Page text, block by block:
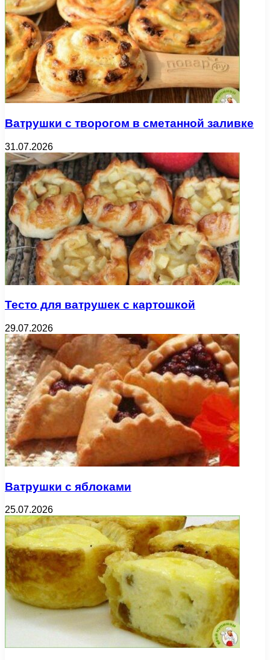
Ватрушки с творогом в сметанной заливке
31.07.2026
Тесто для ватрушек с картошкой
29.07.2026
Ватрушки с яблоками
25.07.2026